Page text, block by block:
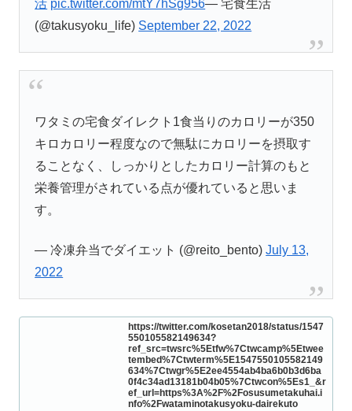
活 pic.twitter.com/mtY7hSg956— 宅食生活
(@takusyoku_life) September 22, 2022
ワタミの宅食ダイレクト1食当りのカロリーが350
キロカロリー程度なので無駄にカロリーを摂取す
ることなく、しっかりとしたカロリー計算のもと
栄養管理がされている点が優れていると思いま
す。
— 冷凍弁当でダイエット (@reito_bento)July 13,
2022
https://twitter.com/kosetan2018/status/1547
550105582149634?
ref_src=twsrc%5Etfw%7Ctwcamp%5Etwee
tembed%7Ctwterm%5E1547550105582149
634%7Ctwgr%5E2ee4554ab4ba6b0b3d6ba
0f4c34ad13181b04b05%7Ctwcon%5Es1_&r
ef_url=https%3A%2F%2Fosusumetakuhai.i
nfo%2Fwataminotakusyoku-dairekuto